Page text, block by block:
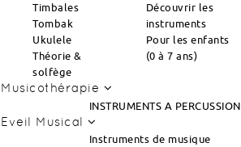
Timbales
Tombak
Ukulele
Théorie &
solfège
Découvrir les
instruments
Pour les enfants
(0 à 7 ans)
Musicothérapie
INSTRUMENTS A PERCUSSION
Eveil Musical
Instruments de musique